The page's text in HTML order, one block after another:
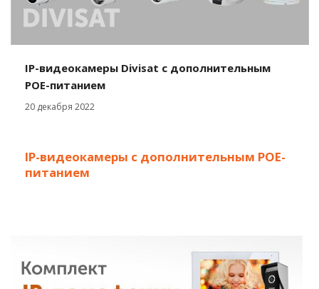
IP-видеокамеры Divisat c дополнительным
POE-питанием
20 декабря 2022
IP-видеокамеры с дополнительным POE-
питанием